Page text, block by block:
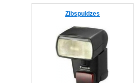
Zibspuldzes